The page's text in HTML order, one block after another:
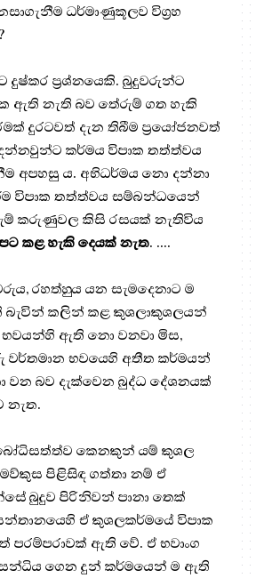
ධර්මාණුකූලව විග්‍රහ
දුෂ්කර ප්‍ර‍ශ්නයෙකි. බුදුවරුන්ට
ඇති නැති බව තේරුම් ගත හැකි
දුරටවත් දැන තිබීම ප්‍රයෝජනවත්
කර්මය විපාක තත්ත්වය
අපහසු ය. අභිධර්මය නො දන්නා
විපාක තත්ත්වය සම්බන්ධයෙන්
කරුණුවල කිසි රසයක් නැතිවිය
කළ හැකි දෙයක් නැත. ....
රහත්හුය යන සැමදෙනාට ම
බැවින් කලින් කළ කුශලාකුශලයන්
භවයන්හි ඇති නො වනවා මිස,
වර්තමාන භවයෙහි අතීත කර්මයන්
බව දැක්වෙන බුද්ධ දේශනයක්
නැත.
කෙනකුන් යම් කුශල
පිළිසිඳ ගත්තා නම් ඒ
බුදුව පිරිනිවන් පානා තෙක්
ඒ කුශලකර්මයේ විපාක
පරම්පරාවක් ඇති වේ. ඒ භවාංග
ගෙන දුන් කර්මයෙන් ම ඇති